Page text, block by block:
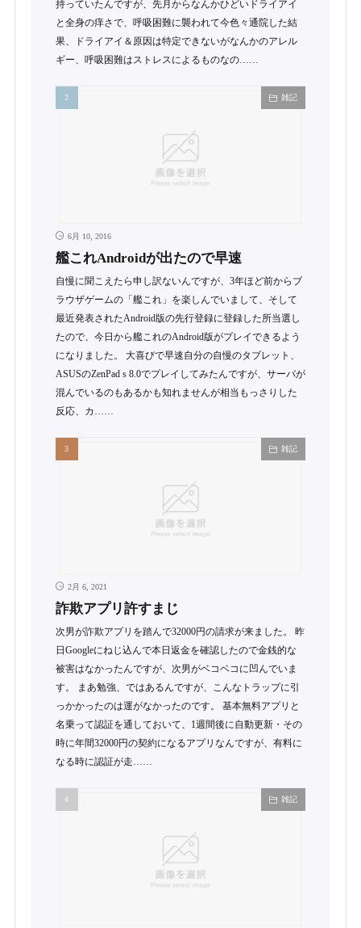
持っていたんですが、先月からなんかひどいドライアイ
と全身の痒さで、呼吸困難に襲われて今色々通院した結
果、ドライアイ＆原因は特定できないがなんかのアレル
ギー、呼吸困難はストレスによるものなの……
雑記
6月 10, 2016
艦これAndroidが出たので早速
自慢に聞こえたら申し訳ないんですが、3年ほど前からブ
ラウザゲームの「艦これ」を楽しんでいまして、そして
最近発表されたAndroid版の先行登録に登録した所当選し
たので、今日から艦これのAndroid版がプレイできるよう
になりました。 大喜びで早速自分の自慢のタブレット、
ASUSのZenPad s 8.0でプレイしてみたんですが、サーバが
混んでいるのもあるかも知れませんが相当もっさりした
反応、カ……
雑記
2月 6, 2021
詐欺アプリ許すまじ
次男が詐欺アプリを踏んで32000円の請求が来ました。 昨
日Googleにねじ込んで本日返金を確認したので金銭的な
被害はなかったんですが、次男がベコベコに凹んでいま
す。 まあ勉強、ではあるんですが、こんなトラップに引
っかかったのは運がなかったのです。 基本無料アプリと
名乗って認証を通しておいて、1週間後に自動更新・その
時に年間32000円の契約になるアプリなんですが、有料に
なる時に認証が走……
雑記